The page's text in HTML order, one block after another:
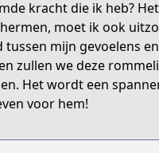
ntr-shinyuu-no-
kracht die ik heb?
moet ik ook
tussen mijn gevoelens
zullen we deze
Het wordt een
voor hem!